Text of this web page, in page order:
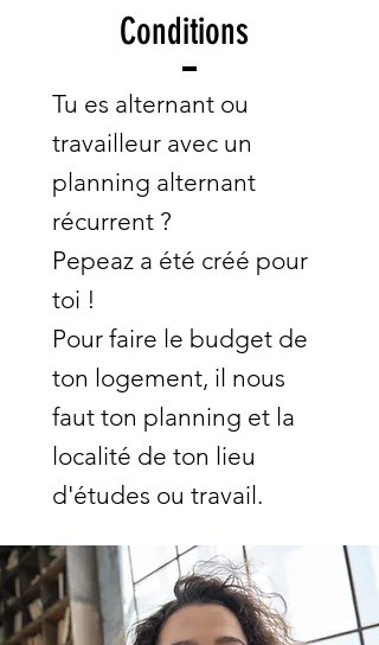
Conditions
Tu es alternant ou
travailleur avec un
planning alternant
récurrent ?
Pepeaz a été créé pour
toi !
Pour faire le budget de
ton logement, il nous
faut ton planning et la
localité de ton lieu
d'études ou travail.